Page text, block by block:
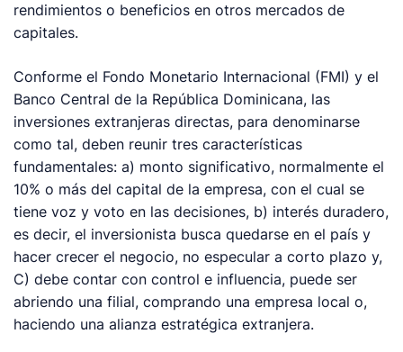
rendimientos o beneficios en otros mercados de
capitales.
Conforme el Fondo Monetario Internacional (FMI) y el
Banco Central de la República Dominicana, las
inversiones extranjeras directas, para denominarse
como tal, deben reunir tres características
fundamentales: a) monto significativo, normalmente el
10% o más del capital de la empresa, con el cual se
tiene voz y voto en las decisiones, b) interés duradero,
es decir, el inversionista busca quedarse en el país y
hacer crecer el negocio, no especular a corto plazo y,
C) debe contar con control e influencia, puede ser
abriendo una filial, comprando una empresa local o,
haciendo una alianza estratégica extranjera.